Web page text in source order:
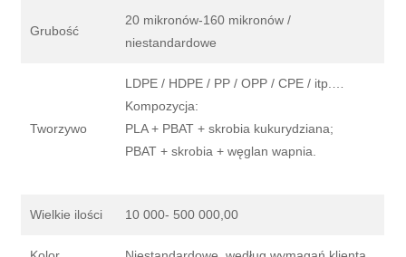
Grubość
20 mikronów-160 mikronów /
niestandardowe
Tworzywo
LDPE / HDPE / PP / OPP / CPE / itp.…
Kompozycja:
PLA + PBAT + skrobia kukurydziana;
PBAT + skrobia + węglan wapnia.
Wielkie ilości 10 000- 500 000,00